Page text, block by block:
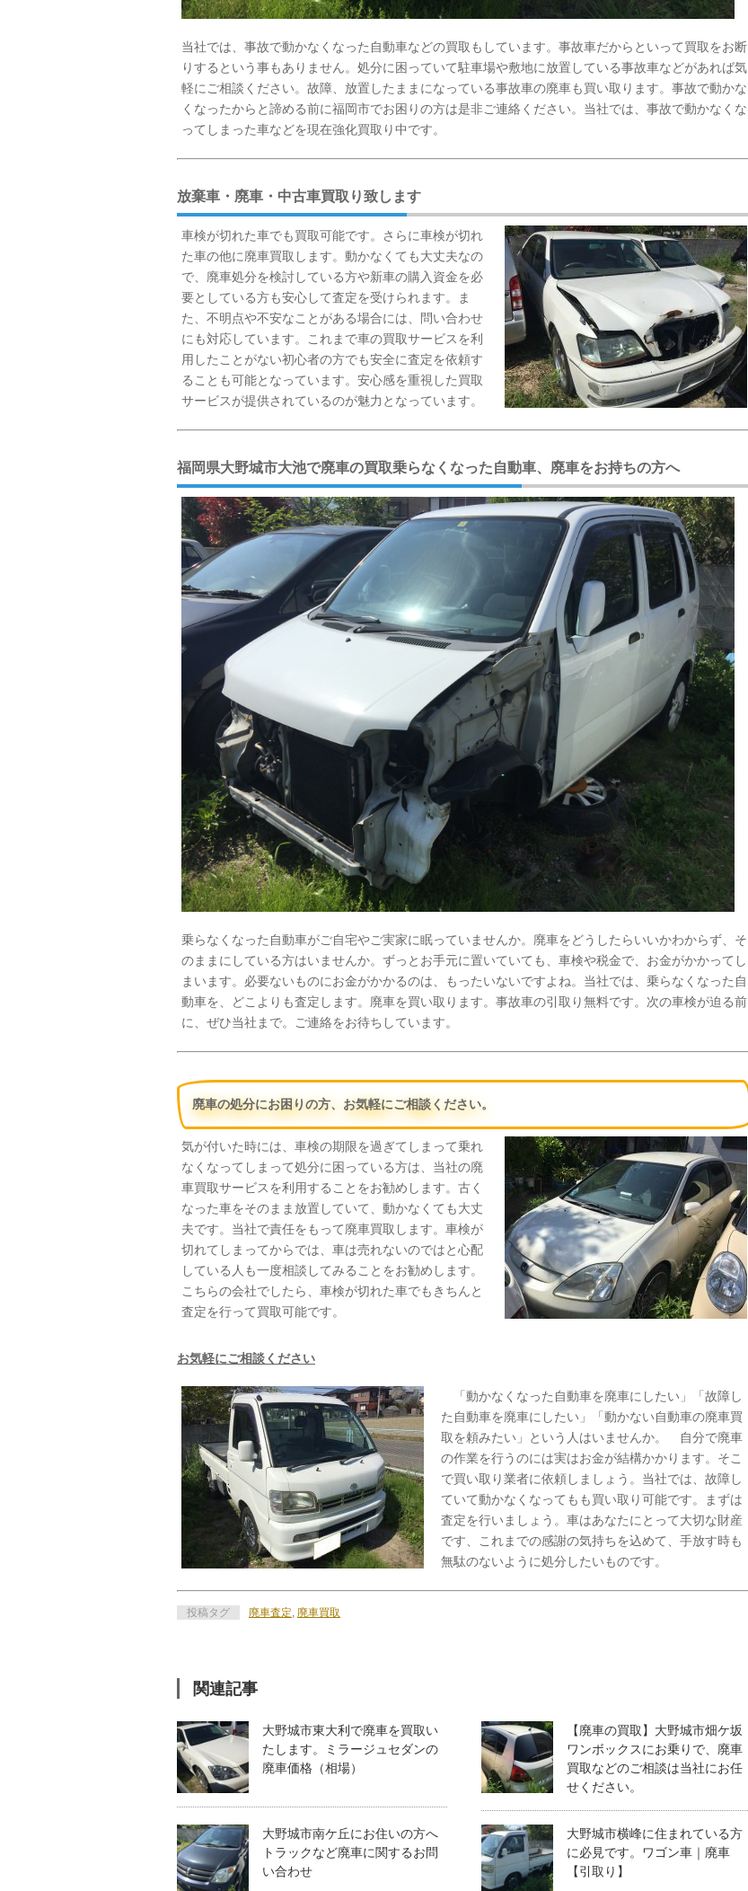
当社では、事故で動かなくなった自動車などの買取もしています。事故車だからといって買取をお断
りするという事もありません。処分に困っていて駐車場や敷地に放置している事故車などがあれば気
軽にご相談ください。故障、放置したままになっている事故車の廃車も買い取ります。事故で動かな
くなったからと諦める前に福岡市でお困りの方は是非ご連絡ください。当社では、事故で動かなくな
ってしまった車などを現在強化買取り中です。
放棄車・廃車・中古車買取り致します
車検が切れた車でも買取可能です。さらに車検が切れ
た車の他に廃車買取します。動かなくても大丈夫なの
で、廃車処分を検討している方や新車の購入資金を必
要としている方も安心して査定を受けられます。ま
た、不明点や不安なことがある場合には、問い合わせ
にも対応しています。これまで車の買取サービスを利
用したことがない初心者の方でも安全に査定を依頼す
ることも可能となっています。安心感を重視した買取
サービスが提供されているのが魅力となっています。
福岡県大野城市大池で廃車の買取乗らなくなった自動車、廃車をお持ちの方へ
乗らなくなった自動車がご自宅やご実家に眠っていませんか。廃車をどうしたらいいかわからず、そ
のままにしている方はいませんか。ずっとお手元に置いていても、車検や税金で、お金がかかってし
まいます。必要ないものにお金がかかるのは、もったいないですよね。当社では、乗らなくなった自
動車を、どこよりも査定します。廃車を買い取ります。事故車の引取り無料です。次の車検が迫る前
に、ぜひ当社まで。ご連絡をお待ちしています。
廃車の処分にお困りの方、お気軽にご相談ください。
気が付いた時には、車検の期限を過ぎてしまって乗れ
なくなってしまって処分に困っている方は、当社の廃
車買取サービスを利用することをお勧めします。古く
なった車をそのまま放置していて、動かなくても大丈
夫です。当社で責任をもって廃車買取します。車検が
切れてしまってからでは、車は売れないのではと心配
している人も一度相談してみることをお勧めします。
こちらの会社でしたら、車検が切れた車でもきちんと
査定を行って買取可能です。
お気軽にご相談ください
「動かなくなった自動車を廃車にしたい」「故障し
た自動車を廃車にしたい」「動かない自動車の廃車買
取を頼みたい」という人はいませんか。 自分で廃車
の作業を行うのには実はお金が結構かかります。そこ
で買い取り業者に依頼しましょう。当社では、故障し
ていて動かなくなってもも買い取り可能です。まずは
査定を行いましょう。車はあなたにとって大切な財産
です、これまでの感謝の気持ちを込めて、手放す時も
無駄のないように処分したいものです。
投稿タグ 廃車査定, 廃車買取
関連記事
大野城市東大利で廃車を買取い
たします。ミラージュセダンの
廃車価格（相場）
【廃車の買取】大野城市畑ケ坂
ワンボックスにお乗りで、廃車
買取などのご相談は当社にお任
せください。
大野城市南ケ丘にお住いの方へ
トラックなど廃車に関するお問
い合わせ
大野城市横峰に住まれている方
に必見です。ワゴン車｜廃車
【引取り】